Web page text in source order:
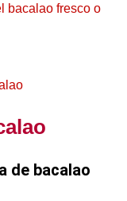
bacalao fresco o
de bacalao